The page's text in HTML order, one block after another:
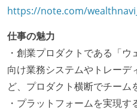
https://note.com/
仕事の魅力
・創業プロダクトである「
向け業務システムやトレーデ
ど、プロダクト横断でチーム
・プラットフォームを実現